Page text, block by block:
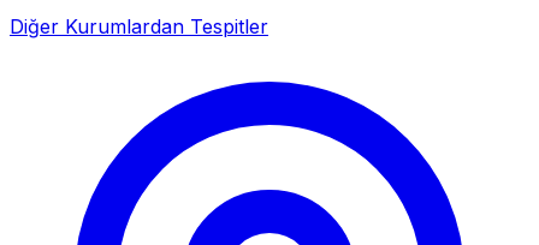
Diğer Kurumlardan Tespitler